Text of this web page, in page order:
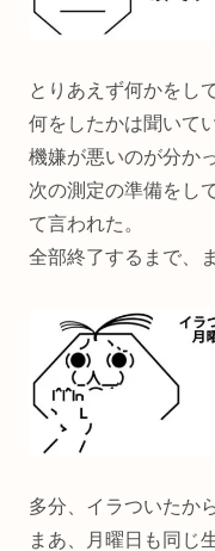
とりあえず何かをし
何をしたかは聞いて
機嫌が悪いのが分か
次の測定の準備をし
て言われた。
全部終了するまで、
多分、イラついたか
まあ、月曜日も同じ